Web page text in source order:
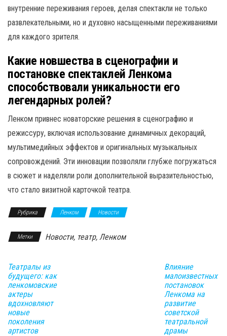
внутренние переживания героев, делая спектакли не только
развлекательными, но и духовно насыщенными переживаниями
для каждого зрителя.
Какие новшества в сценографии и
постановке спектаклей Ленкома
способствовали уникальности его
легендарных ролей?
Ленком привнес новаторские решения в сценографию и
режиссуру, включая использование динамичных декораций,
мультимедийных эффектов и оригинальных музыкальных
сопровождений. Эти инновации позволяли глубже погружаться
в сюжет и наделяли роли дополнительной выразительностью,
что стало визитной карточкой театра.
Рубрика Ленком Новости
Метки Новости, театр, Ленком
Театралы из
будущего: как
ленкомовские
актеры
вдохновляют
новые
поколения
артистов
Влияние
малоизвестных
постановок
Ленкома на
развитие
советской
театральной
драмы